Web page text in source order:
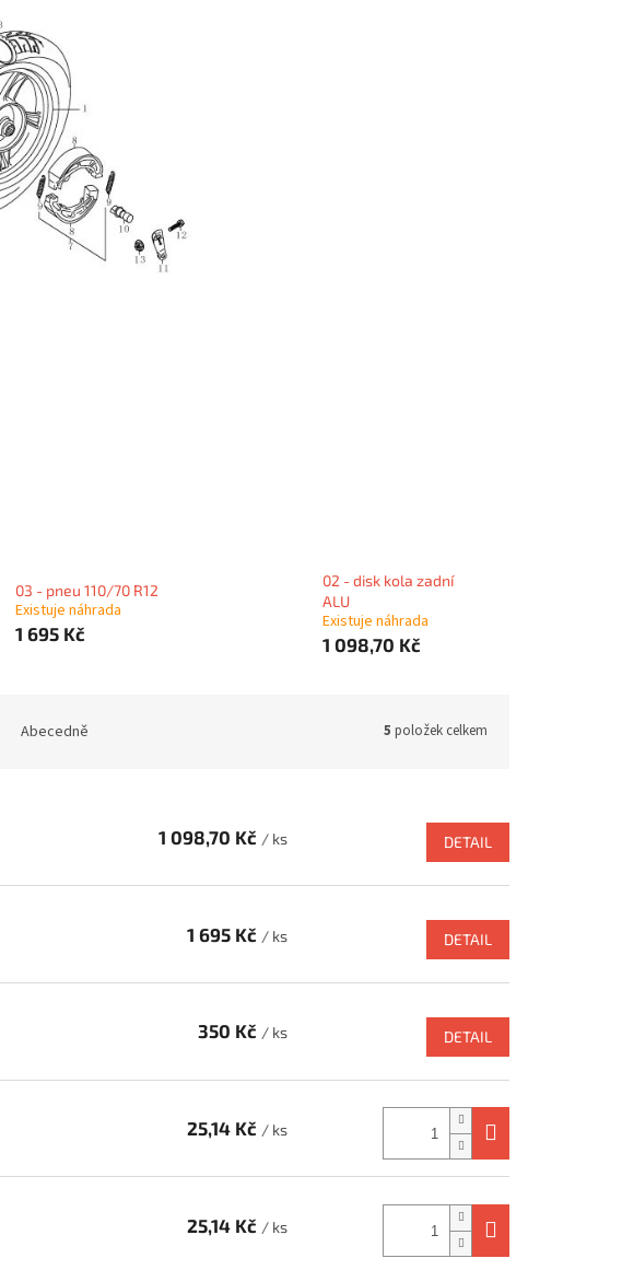
03 - pneu 110/70 R12
Existuje náhrada
1 695 Kč
02 - disk kola zadní
ALU
Existuje náhrada
1 098,70 Kč
Abecedně 5 položek celkem
1 098,70 Kč / ks DETAIL
1 695 Kč / ks DETAIL
350 Kč / ks DETAIL
25,14 Kč / ks
25,14 Kč / ks